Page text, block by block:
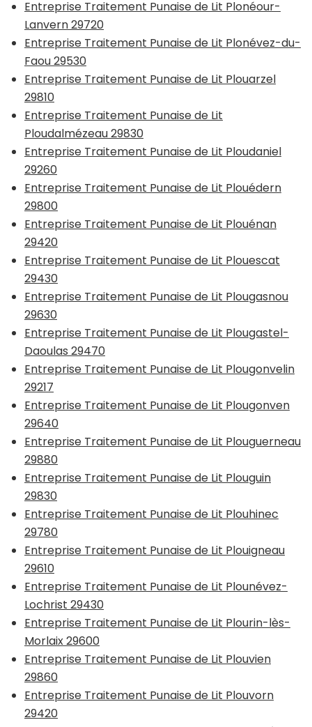
Entreprise Traitement Punaise de Lit Plonéour-
Lanvern 29720
Entreprise Traitement Punaise de Lit Plonévez-du-
Faou 29530
Entreprise Traitement Punaise de Lit Plouarzel
29810
Entreprise Traitement Punaise de Lit
Ploudalmézeau 29830
Entreprise Traitement Punaise de Lit Ploudaniel
29260
Entreprise Traitement Punaise de Lit Plouédern
29800
Entreprise Traitement Punaise de Lit Plouénan
29420
Entreprise Traitement Punaise de Lit Plouescat
29430
Entreprise Traitement Punaise de Lit Plougasnou
29630
Entreprise Traitement Punaise de Lit Plougastel-
Daoulas 29470
Entreprise Traitement Punaise de Lit Plougonvelin
29217
Entreprise Traitement Punaise de Lit Plougonven
29640
Entreprise Traitement Punaise de Lit Plouguerneau
29880
Entreprise Traitement Punaise de Lit Plouguin
29830
Entreprise Traitement Punaise de Lit Plouhinec
29780
Entreprise Traitement Punaise de Lit Plouigneau
29610
Entreprise Traitement Punaise de Lit Plounévez-
Lochrist 29430
Entreprise Traitement Punaise de Lit Plourin-lès-
Morlaix 29600
Entreprise Traitement Punaise de Lit Plouvien
29860
Entreprise Traitement Punaise de Lit Plouvorn
29420